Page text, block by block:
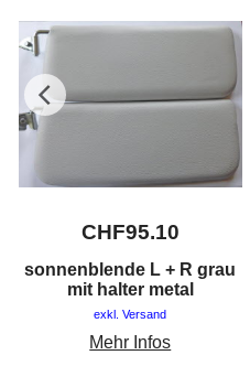
CHF95.10
sonnenblende L + R grau
mit halter metal
exkl. Versand
Mehr Infos